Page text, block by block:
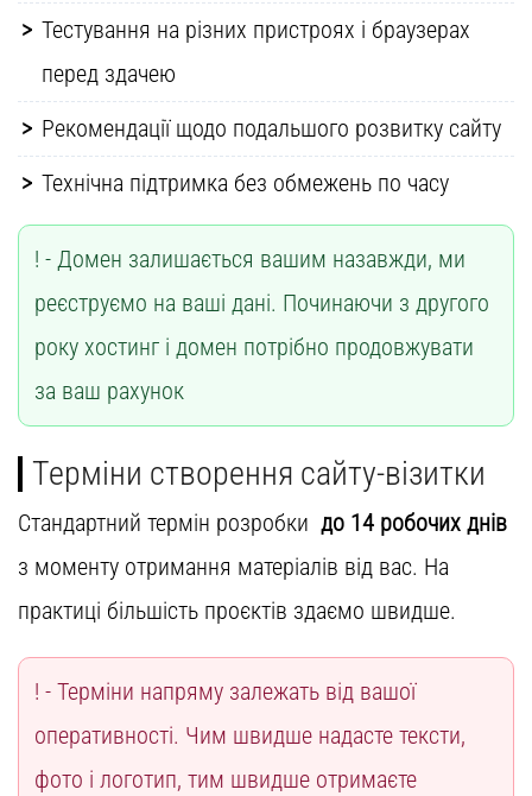
Тестування на різних пристроях і браузерах
перед здачею
Рекомендації щодо подальшого розвитку сайту
Технічна підтримка без обмежень по часу
Домен залишається вашим назавжди, ми
реєструємо на ваші дані. Починаючи з другого
року хостинг і домен потрібно продовжувати
за ваш рахунок
Терміни створення сайту-візитки
Стандартний термін розробки до 14 робочих днів
з моменту отримання матеріалів від вас. На
практиці більшість проєктів здаємо швидше.
Терміни напряму залежать від вашої
оперативності. Чим швидше надасте тексти,
фото і логотип, тим швидше отримаєте